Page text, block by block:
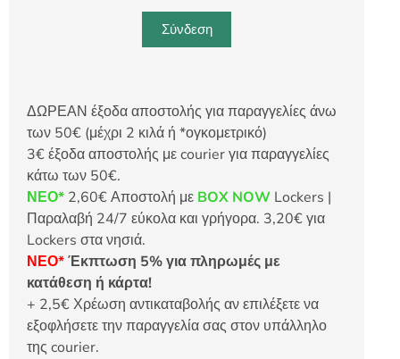
Σύνδεση
ΔΩΡΕΑΝ έξοδα αποστολής για παραγγελίες άνω
των 50€ (μέχρι 2 κιλά ή *ογκομετρικό)
3€ έξοδα αποστολής με courier για παραγγελίες
κάτω των 50€.
ΝΕΟ* 2,60€ Αποστολή με BOX NOW Lockers |
Παραλαβή 24/7 εύκολα και γρήγορα. 3,20€ για
Lockers στα νησιά.
ΝΕΟ*Έκπτωση 5% για πληρωμές με
κατάθεση ή κάρτα!
+ 2,5€ Χρέωση αντικαταβολής αν επιλέξετε να
εξοφλήσετε την παραγγελία σας στον υπάλληλο
της courier.